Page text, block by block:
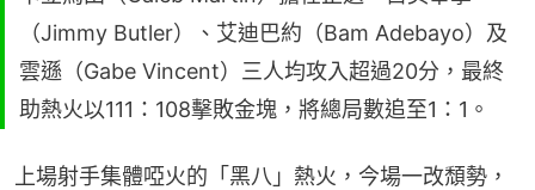
（Jimmy Butler）、艾迪巴約（Bam Adebayo）及
雲遜（Gabe Vincent）三人均攻入超過20分，最終
助熱火以111：108擊敗金塊，將總局數追至1：1。
上場射手集體啞火的「黑八」熱火，今場一改頹勢，